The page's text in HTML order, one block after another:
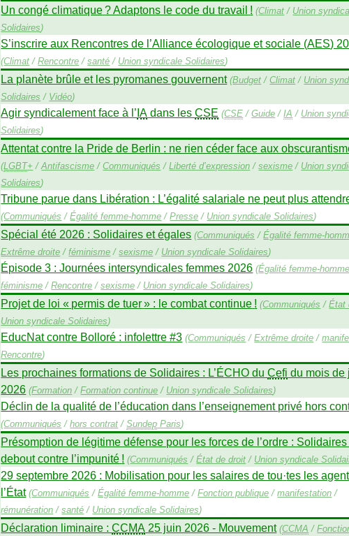
Un congé climatique? Adaptons le code du travail ! (Climat / Union
Solidaires)
S’inscrire aux Rencontres de l’Alliance écologique et sociale (AES)
(Climat /Rencontre /santé / Union syndicale Solidaires)
La planète brûle et les pyromanes gouvernent (Budget /Climat / Union
Solidaires / Vidéo)
Agir syndicalement face à l’IA dans lesCSE (CSE /Guide /IA / Union
Solidaires)
Attentat contre la Pride de Berlin : ne rien céder face aux
(LGBT+ /Antifascisme /Communiqués /Liberté d’expression /sexisme / Union
Solidaires)
Tribune parue dans Libération : L’égalité salariale ne peut plus
(Communiqués /Égalité femme-homme /Presse / Union syndicale Solidaires)
Spécial été 2026 : Solidaires et égales (Communiqués /Égalité femme-
Extrême droite /féminisme /sexisme / Union syndicale Solidaires)
Épisode 3 : Journées intersyndicales femmes 2026 (Égalité femme-homme
féminisme /Rencontre /sexisme / Union syndicale Solidaires)
Projet de loi « permis de tuer» : le combat continue ! (Communiqués /État
Union syndicale Solidaires)
EducNat contre Bolloré : infolettre #3 (Communiqués /Extrême droite /
Rencontre)
Les prochaines formations de Solidaires : L’ÉCHO duCefi du mois de
2026 (Formation /Formation continue / Union syndicale Solidaires)
Déclin de la qualité de l’éducation dans l’enseignement privé hors
(Communiqués /hors contrat /Sundep Paris)
Présomption de légitime défense pour les forces de l’ordre :
debout contre l’impunité ! (Communiqués /État de droit / Union syndicale
29 septembre 2026 : Mobilisation pour les salaires de tou·tes les agent
l’État (Communiqués /Égalité femme-homme /Fonction publique /manifestation /
rémunération /santé / Union syndicale Solidaires)
Déclaration liminaire :CCMA 25 juin 2026 - Mouvement (CCMA /